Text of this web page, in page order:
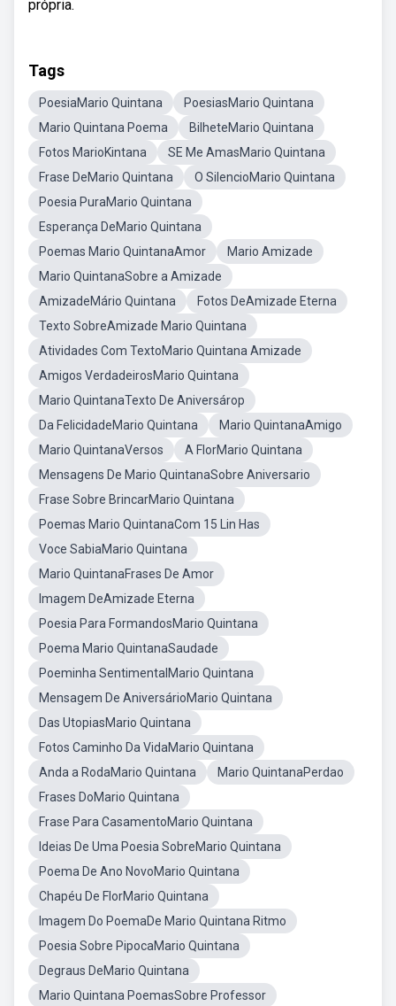
própria.
Tags
PoesiaMario Quintana
PoesiasMario Quintana
Mario Quintana Poema
BilheteMario Quintana
Fotos MarioKintana
SE Me AmasMario Quintana
Frase DeMario Quintana
O SilencioMario Quintana
Poesia PuraMario Quintana
Esperança DeMario Quintana
Poemas Mario QuintanaAmor
Mario Amizade
Mario QuintanaSobre a Amizade
AmizadeMário Quintana
Fotos DeAmizade Eterna
Texto SobreAmizade Mario Quintana
Atividades Com TextoMario Quintana Amizade
Amigos VerdadeirosMario Quintana
Mario QuintanaTexto De Aniversárop
Da FelicidadeMario Quintana
Mario QuintanaAmigo
Mario QuintanaVersos
A FlorMario Quintana
Mensagens De Mario QuintanaSobre Aniversario
Frase Sobre BrincarMario Quintana
Poemas Mario QuintanaCom 15 Lin Has
Voce SabiaMario Quintana
Mario QuintanaFrases De Amor
Imagem DeAmizade Eterna
Poesia Para FormandosMario Quintana
Poema Mario QuintanaSaudade
Poeminha SentimentalMario Quintana
Mensagem De AniversárioMario Quintana
Das UtopiasMario Quintana
Fotos Caminho Da VidaMario Quintana
Anda a RodaMario Quintana
Mario QuintanaPerdao
Frases DoMario Quintana
Frase Para CasamentoMario Quintana
Ideias De Uma Poesia SobreMario Quintana
Poema De Ano NovoMario Quintana
Chapéu De FlorMario Quintana
Imagem Do PoemaDe Mario Quintana Ritmo
Poesia Sobre PipocaMario Quintana
Degraus DeMario Quintana
Mario Quintana PoemasSobre Professor